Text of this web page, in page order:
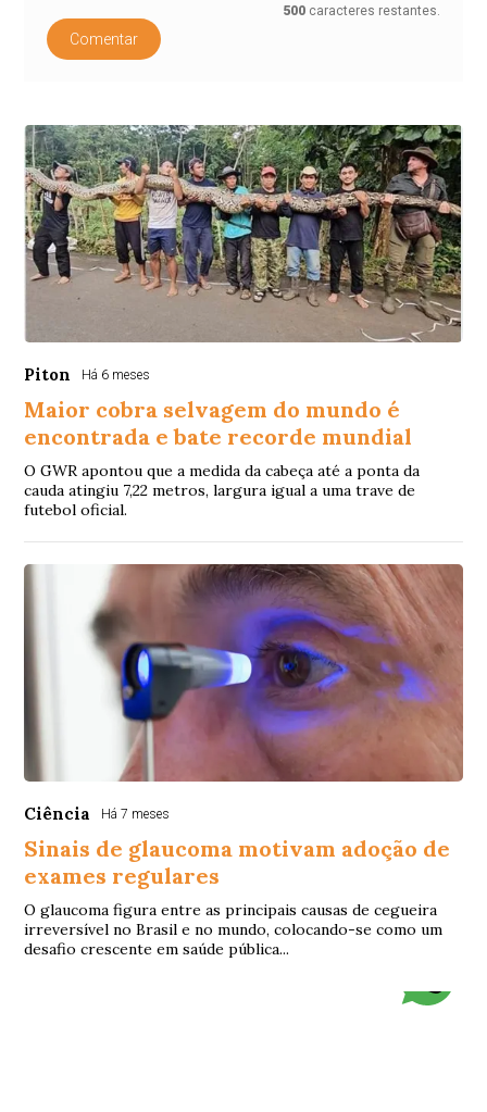
500 caracteres restantes.
Comentar
Piton Há 6 meses
Maior cobra selvagem do mundo é
encontrada e bate recorde mundial
O GWR apontou que a medida da cabeça até a ponta da
cauda atingiu 7,22 metros, largura igual a uma trave de
futebol oficial.
Ciência Há 7 meses
Sinais de glaucoma motivam adoção de
exames regulares
O glaucoma figura entre as principais causas de cegueira
irreversível no Brasil e no mundo, colocando-se como um
desafio crescente em saúde pública...